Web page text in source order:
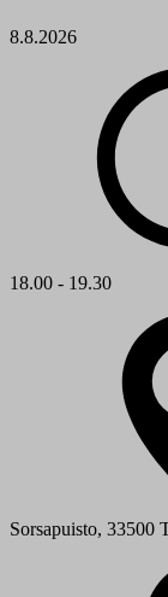
8.8.2026
18.00 - 19.30
Sorsapuisto, 33500